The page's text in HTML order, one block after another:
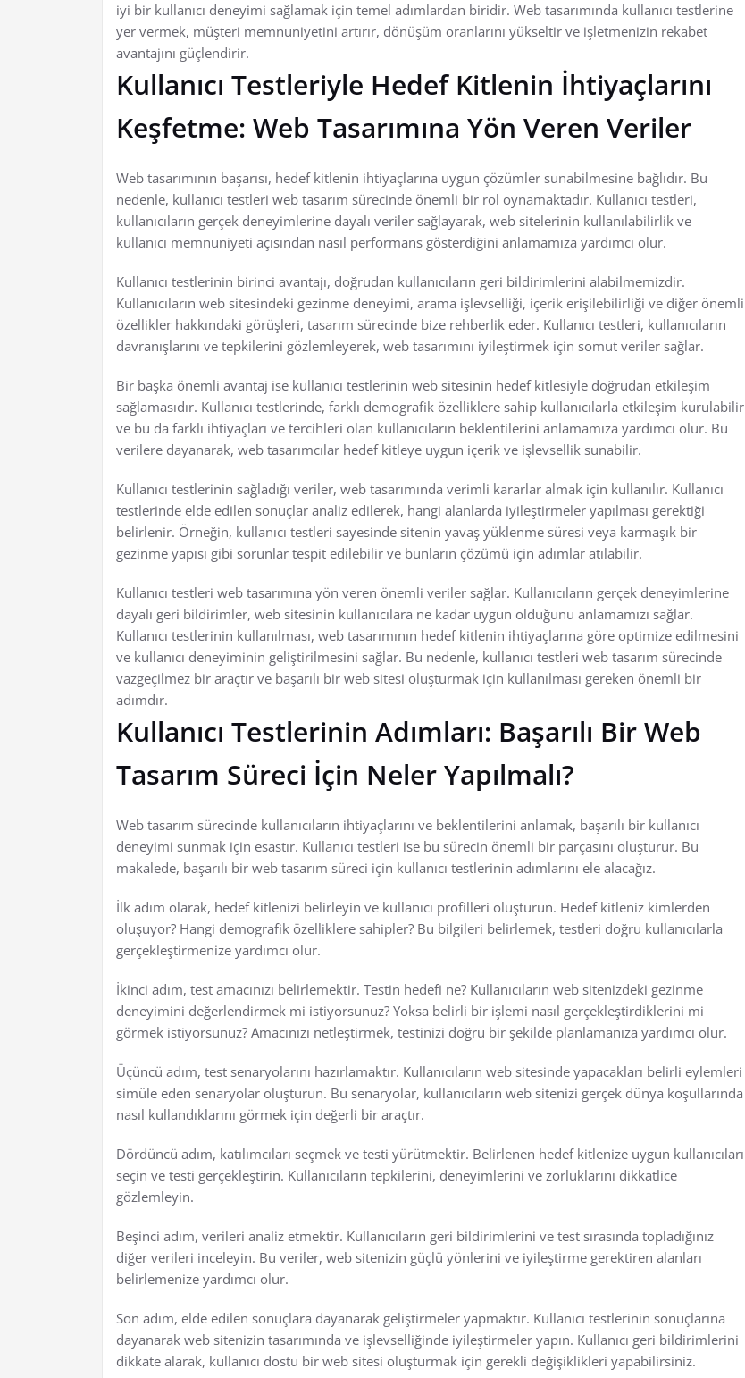
iyi bir kullanıcı deneyimi sağlamak için temel adımlardan biridir. Web tasarımında kullanıcı testlerine
yer vermek, müşteri memnuniyetini artırır, dönüşüm oranlarını yükseltir ve işletmenizin rekabet
avantajını güçlendirir.
Kullanıcı Testleriyle Hedef Kitlenin İhtiyaçlarını
Keşfetme: Web Tasarımına Yön Veren Veriler
Web tasarımının başarısı, hedef kitlenin ihtiyaçlarına uygun çözümler sunabilmesine bağlıdır. Bu
nedenle, kullanıcı testleri web tasarım sürecinde önemli bir rol oynamaktadır. Kullanıcı testleri,
kullanıcıların gerçek deneyimlerine dayalı veriler sağlayarak, web sitelerinin kullanılabilirlik ve
kullanıcı memnuniyeti açısından nasıl performans gösterdiğini anlamamıza yardımcı olur.
Kullanıcı testlerinin birinci avantajı, doğrudan kullanıcıların geri bildirimlerini alabilmemizdir.
Kullanıcıların web sitesindeki gezinme deneyimi, arama işlevselliği, içerik erişilebilirliği ve diğer önemli
özellikler hakkındaki görüşleri, tasarım sürecinde bize rehberlik eder. Kullanıcı testleri, kullanıcıların
davranışlarını ve tepkilerini gözlemleyerek, web tasarımını iyileştirmek için somut veriler sağlar.
Bir başka önemli avantaj ise kullanıcı testlerinin web sitesinin hedef kitlesiyle doğrudan etkileşim
sağlamasıdır. Kullanıcı testlerinde, farklı demografik özelliklere sahip kullanıcılarla etkileşim kurulabilir
ve bu da farklı ihtiyaçları ve tercihleri olan kullanıcıların beklentilerini anlamamıza yardımcı olur. Bu
verilere dayanarak, web tasarımcılar hedef kitleye uygun içerik ve işlevsellik sunabilir.
Kullanıcı testlerinin sağladığı veriler, web tasarımında verimli kararlar almak için kullanılır. Kullanıcı
testlerinde elde edilen sonuçlar analiz edilerek, hangi alanlarda iyileştirmeler yapılması gerektiği
belirlenir. Örneğin, kullanıcı testleri sayesinde sitenin yavaş yüklenme süresi veya karmaşık bir
gezinme yapısı gibi sorunlar tespit edilebilir ve bunların çözümü için adımlar atılabilir.
Kullanıcı testleri web tasarımına yön veren önemli veriler sağlar. Kullanıcıların gerçek deneyimlerine
dayalı geri bildirimler, web sitesinin kullanıcılara ne kadar uygun olduğunu anlamamızı sağlar.
Kullanıcı testlerinin kullanılması, web tasarımının hedef kitlenin ihtiyaçlarına göre optimize edilmesini
ve kullanıcı deneyiminin geliştirilmesini sağlar. Bu nedenle, kullanıcı testleri web tasarım sürecinde
vazgeçilmez bir araçtır ve başarılı bir web sitesi oluşturmak için kullanılması gereken önemli bir
adımdır.
Kullanıcı Testlerinin Adımları: Başarılı Bir Web
Tasarım Süreci İçin Neler Yapılmalı?
Web tasarım sürecinde kullanıcıların ihtiyaçlarını ve beklentilerini anlamak, başarılı bir kullanıcı
deneyimi sunmak için esastır. Kullanıcı testleri ise bu sürecin önemli bir parçasını oluşturur. Bu
makalede, başarılı bir web tasarım süreci için kullanıcı testlerinin adımlarını ele alacağız.
İlk adım olarak, hedef kitlenizi belirleyin ve kullanıcı profilleri oluşturun. Hedef kitleniz kimlerden
oluşuyor? Hangi demografik özelliklere sahipler? Bu bilgileri belirlemek, testleri doğru kullanıcılarla
gerçekleştirmenize yardımcı olur.
İkinci adım, test amacınızı belirlemektir. Testin hedefi ne? Kullanıcıların web sitenizdeki gezinme
deneyimini değerlendirmek mi istiyorsunuz? Yoksa belirli bir işlemi nasıl gerçekleştirdiklerini mi
görmek istiyorsunuz? Amacınızı netleştirmek, testinizi doğru bir şekilde planlamanıza yardımcı olur.
Üçüncü adım, test senaryolarını hazırlamaktır. Kullanıcıların web sitesinde yapacakları belirli eylemleri
simüle eden senaryolar oluşturun. Bu senaryolar, kullanıcıların web sitenizi gerçek dünya koşullarında
nasıl kullandıklarını görmek için değerli bir araçtır.
Dördüncü adım, katılımcıları seçmek ve testi yürütmektir. Belirlenen hedef kitlenize uygun kullanıcıları
seçin ve testi gerçekleştirin. Kullanıcıların tepkilerini, deneyimlerini ve zorluklarını dikkatlice
gözlemleyin.
Beşinci adım, verileri analiz etmektir. Kullanıcıların geri bildirimlerini ve test sırasında topladığınız
diğer verileri inceleyin. Bu veriler, web sitenizin güçlü yönlerini ve iyileştirme gerektiren alanları
belirlemenize yardımcı olur.
Son adım, elde edilen sonuçlara dayanarak geliştirmeler yapmaktır. Kullanıcı testlerinin sonuçlarına
dayanarak web sitenizin tasarımında ve işlevselliğinde iyileştirmeler yapın. Kullanıcı geri bildirimlerini
dikkate alarak, kullanıcı dostu bir web sitesi oluşturmak için gerekli değişiklikleri yapabilirsiniz.